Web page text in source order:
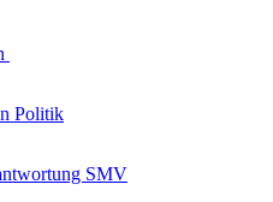
Politik
SMV